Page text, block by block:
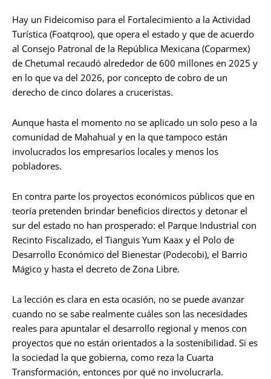
Hay un Fideicomiso para el Fortalecimiento a la Actividad
Turística (Foatqroo), que opera el estado y que de acuerdo
al Consejo Patronal de la República Mexicana (Coparmex)
de Chetumal recaudó alrededor de 600 millones en 2025 y
en lo que va del 2026, por concepto de cobro de un
derecho de cinco dolares a cruceristas.
Aunque hasta el momento no se aplicado un solo peso a la
comunidad de Mahahual y en la que tampoco están
involucrados los empresarios locales y menos los
pobladores.
En contra parte los proyectos económicos públicos que en
teoría pretenden brindar beneficios directos y detonar el
sur del estado no han prosperado: el Parque Industrial con
Recinto Fiscalizado, el Tianguis Yum Kaax y el Polo de
Desarrollo Económico del Bienestar (Podecobi), el Barrio
Mágico y hasta el decreto de Zona Libre.
La lección es clara en esta ocasión, no se puede avanzar
cuando no se sabe realmente cuáles son las necesidades
reales para apuntalar el desarrollo regional y menos con
proyectos que no están orientados a la sostenibilidad. Si es
la sociedad la que gobierna, como reza la Cuarta
Transformación, entonces por qué no involucrarla.